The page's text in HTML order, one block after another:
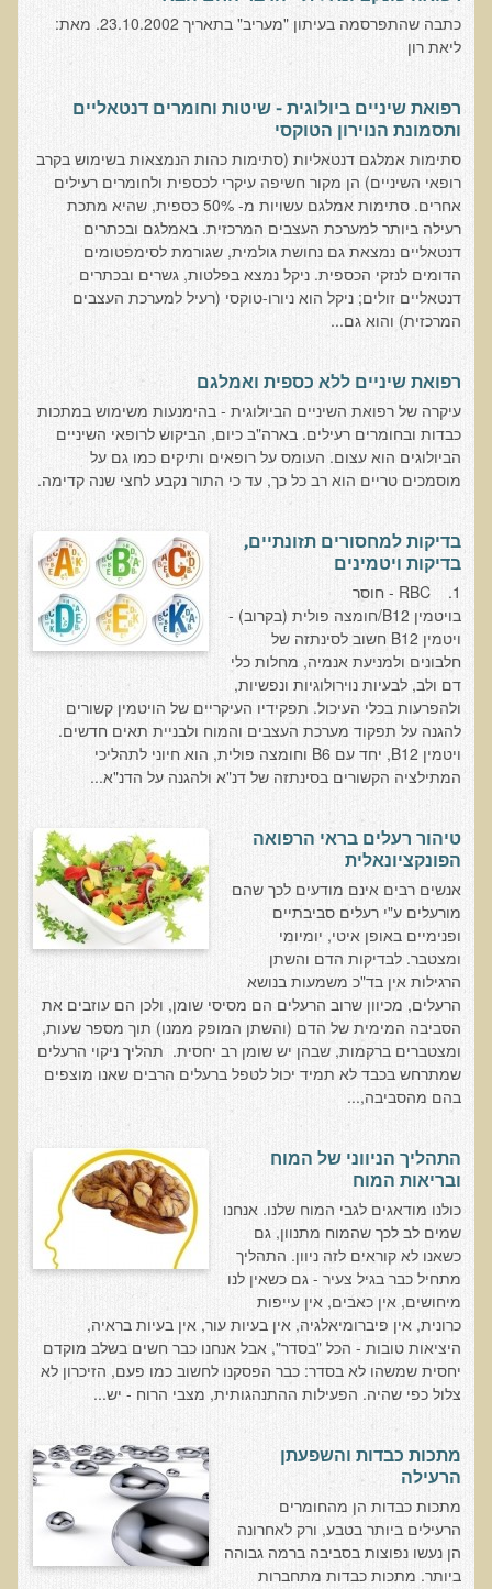
חקר יוחסין חוצה דורות MTTG
דיטוקסיפיקציה של הנפש EMDR
הארגון הישראלי לרפואת שיניים פונקציונאלית
תסמונת הנוירון הוקסי
מחקרים וספרות מדעית
רפואת שיניים ללא כספית ואמלגם
גולשים ממליצים
צור קשר
סדנאות מעמיקות להסמכה
טיהור רעלים
שאלות ותשובות מסדנת טיהור רעלים
תגובות ממשתתפי סדנת טיהור רעלים
סודות העיכול
שאלות ותשובות מסדנת סודות העיכול
רכישת סדנת סודות העיכול
חיים ארוכים ובריאים
רכישת סדנת חיים ארוכים ובריאים
שאלות ותשובות מסדנת חיים ארוכים ובריאים
רכישת סדנת פליאו-אנתרופולוגיה ותזונת האדם
נפש בריאה במוח בריא
שאלות ותשובות מסדנת נפש בריאה במוח בריא
רכישת סדנת נפש בריאה במוח בריא
המזון: תרופה או מניעה
רכישת סדנת המזון: תרופה או מניעה
רכישת סדנת מתכות רעילות
האבחון הקליני והטיפול בבעיות של חילוף חומרים
שאלות ותשובות מסדנת חילוף חומרים
רכישת סדנת האבחון הקליני והטיפול בבעיות של חילוף חומרים
מחלות כלי דם ולב
רכישת סדנת מחלות כלי דם ולב
הקרינה והשדות האלקטרומגנטיים
רכישת סדנת הקרינה והשדות האלקטרומגנטיים
מערכת התריס
רכישת סדנת בלוטת התריס ומערכת התריס
אוכלי כל, צמחונים או טבעונים
רכישת סדנת אוכלי כל, צמחונים או טבעונים
מערכת החיסון
כתבה שהתפרסמה בעיתון "מעריב" בתאריך 23.10.2002. מאת:
ליאת רון
רפואת שיניים ביולוגית - שיטות וחומרים דנטאליים
ותסמונת הנוירון הטוקסי
סתימות אמלגם דנטאליות (סתימות כהות הנמצאות בשימוש בקרב
רופאי השיניים) הן מקור חשיפה עיקרי לכספית ולחומרים רעילים
אחרים. סתימות אמלגם עשויות מ- 50% כספית, שהיא מתכת
רעילה ביותר למערכת העצבים המרכזית. באמלגם ובכתרים
דנטאליים נמצאת גם נחושת גולמית, שגורמת לסימפטומים
הדומים לנזקי הכספית. ניקל נמצא בפלטות, גשרים ובכתרים
דנטאליים זולים; ניקל הוא ניורו-טוקסי (רעיל למערכת העצבים
המרכזית) והוא גם...
רפואת שיניים ללא כספית ואמלגם
עיקרה של רפואת השיניים הביולוגית - בהימנעות משימוש במתכות
כבדות ובחומרים רעילים. בארה"ב כיום, הביקוש לרופאי השיניים
הביולוגים הוא עצום. העומס על רופאים ותיקים כמו גם על
מוסמכים טריים הוא רב כל כך, עד כי התור נקבע לחצי שנה קדימה.
בדיקות למחסורים תזונתיים,
בדיקות ויטמינים
1. RBC - חוסר
בויטמין B12/חומצה פולית (בקרוב) -
ויטמין B12 חשוב לסינתזה של
חלבונים ולמניעת אנמיה, מחלות כלי
דם ולב, לבעיות נוירולוגיות ונפשיות,
ולהפרעות בכלי העיכול. תפקידיו העיקריים של הויטמין קשורים
להגנה על תפקוד מערכת העצבים והמוח ולבניית תאים חדשים.
ויטמין B12, יחד עם B6 וחומצה פולית, הוא חיוני לתהליכי
המתילציה הקשורים בסינתזה של דנ"א ולהגנה על הדנ"א...
טיהור רעלים בראי הרפואה
הפונקציונאלית
אנשים רבים אינם מודעים לכך שהם
מורעלים ע"י רעלים סביבתיים
ופנימיים באופן איטי, יומיומי
ומצטבר. לבדיקות הדם והשתן
הרגילות אין בד"כ משמעות בנושא
הרעלים, מכיוון שרוב הרעלים הם מסיסי שומן, ולכן הם עוזבים את
הסביבה המימית של הדם (והשתן המופק ממנו) תוך מספר שעות,
ומצטברים ברקמות, שבהן יש שומן רב יחסית. תהליך ניקוי הרעלים
שמתרחש בכבד לא תמיד יכול לטפל ברעלים הרבים שאנו מוצפים
בהם מהסביבה,...
התהליך הניווני של המוח
ובריאות המוח
כולנו מודאגים לגבי המוח שלנו. אנחנו
שמים לב לכך שהמוח מתנוון, גם
כשאנו לא קוראים לזה ניוון. התהליך
מתחיל כבר בגיל צעיר - גם כשאין לנו
מיחושים, אין כאבים, אין עייפות
כרונית, אין פיברומיאלגיה, אין בעיות עור, אין בעיות בראיה,
היציאות טובות - הכל "בסדר", אבל אנחנו כבר חשים בשלב מוקדם
יחסית שמשהו לא בסדר: כבר הפסקנו לחשוב כמו פעם, הזיכרון לא
צלול כפי שהיה. הפעילות ההתנהגותית, מצבי הרוח - יש...
מתכות כבדות והשפעתן
הרעילה
מתכות כבדות הן מהחומרים
הרעילים ביותר בטבע, ורק לאחרונה
הן נעשו נפוצות בסביבה ברמה גבוהה
ביותר. מתכות כבדות מתחברות